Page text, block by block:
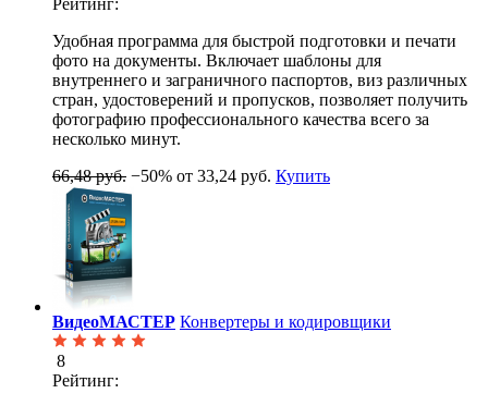
Удобная программа для быстрой подготовки и печати
фото на документы. Включает шаблоны для
внутреннего и заграничного паспортов, виз различных
стран, удостоверений и пропусков, позволяет получить
фотографию профессионального качества всего за
несколько минут.
66,48 руб. −50% от 33,24 руб. Купить
ВидеоМАСТЕР Конвертеры и кодировщики
8
Рейтинг: